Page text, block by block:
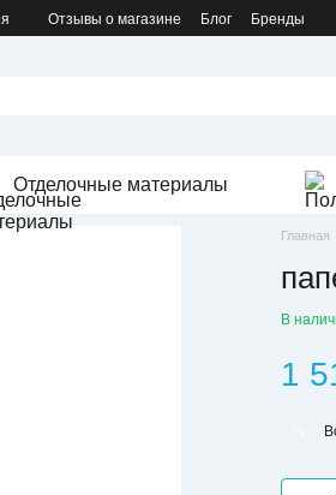
Отзывы о магазине Блог Бренды
Отделочные материалы
Главная
В
1